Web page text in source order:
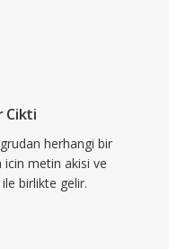
Cikti
herhangi bir
icin metin akisi ve
birlikte gelir.